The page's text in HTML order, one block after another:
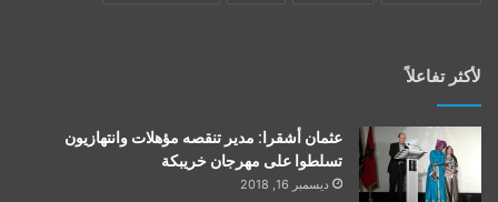
لأكثر تفاعلاً
عثمان أشقرا: مدير تنقصه مؤهلات وانتهازيون
تسلطوا على مهرجان خريبكة
ديسمبر 16, 2018